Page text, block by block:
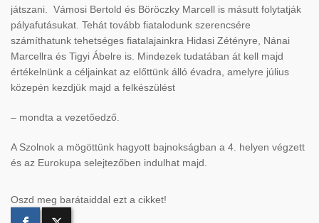
játszani. Vámosi Bertold és Böröczky Marcell is másutt folytatják
pályafutásukat. Tehát tovább fiatalodunk szerencsére
számíthatunk tehetséges fiatalajainkra Hidasi Zétényre, Nánai
Marcellra és Tigyi Ábelre is. Mindezek tudatában át kell majd
értékelnünk a céljainkat az előttünk álló évadra, amelyre július
közepén kezdjük majd a felkészülést
– mondta a vezetőedző.
A Szolnok a mögöttünk hagyott bajnokságban a 4. helyen végzett
és az Eurokupa selejtezőben indulhat majd.
Oszd meg barátaiddal ezt a cikket!